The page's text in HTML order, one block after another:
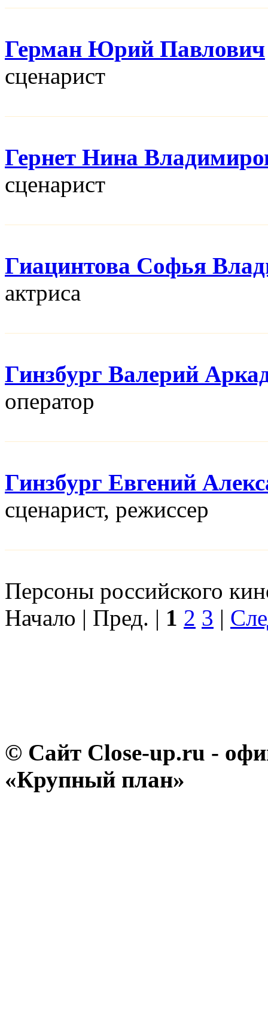
Герман Юрий Павлович
сценарист
Гернет Нина
сценарист
Гиацинтова Софья
актриса
Гинзбург Валерий
оператор
Гинзбург Евгений
сценарист, режисcер
Персоны российского
Начало | Пред. | 1 2 3 |
© Сайт Close-up.ru -
«Крупный план»